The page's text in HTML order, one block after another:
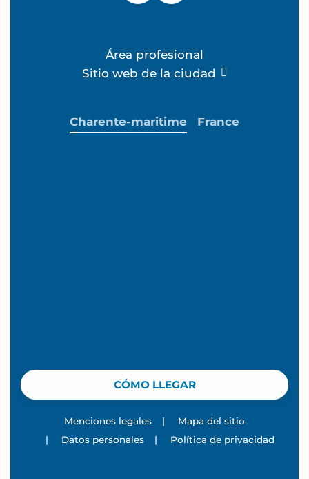
Área profesional
Sitio web de la ciudad
CÓMO LLEGAR
Charente-maritime France
Menciones legales |
Mapa del sitio
|
Datos personales | Política de privacidad